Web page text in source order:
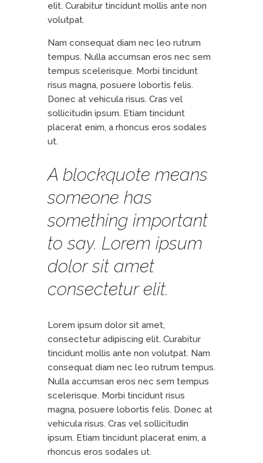
elit. Curabitur tincidunt mollis ante non
volutpat.
Nam consequat diam nec leo rutrum
tempus. Nulla accumsan eros nec sem
tempus scelerisque. Morbi tincidunt
risus magna, posuere lobortis felis.
Donec at vehicula risus. Cras vel
sollicitudin ipsum. Etiam tincidunt
placerat enim, a rhoncus eros sodales
ut.
A blockquote means
someone has
something important
to say. Lorem ipsum
dolor sit amet
consectetur elit.
Lorem ipsum dolor sit amet,
consectetur adipiscing elit. Curabitur
tincidunt mollis ante non volutpat. Nam
consequat diam nec leo rutrum tempus.
Nulla accumsan eros nec sem tempus
scelerisque. Morbi tincidunt risus
magna, posuere lobortis felis. Donec at
vehicula risus. Cras vel sollicitudin
ipsum. Etiam tincidunt placerat enim, a
rhoncus eros sodales ut.